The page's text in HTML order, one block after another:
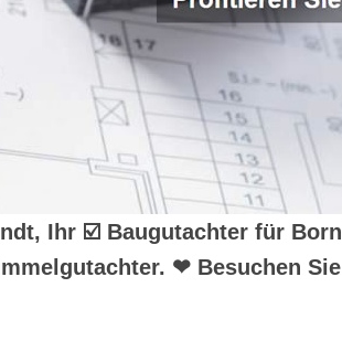
Ihr ☑️ Baugutachter für
❤ Besuchen